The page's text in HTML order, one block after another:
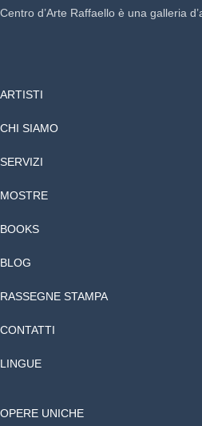
Centro d’Arte Raffaello è una galleria
ARTISTI
CHI SIAMO
SERVIZI
MOSTRE
BOOKS
BLOG
RASSEGNE STAMPA
CONTATTI
LINGUE
OPERE UNICHE